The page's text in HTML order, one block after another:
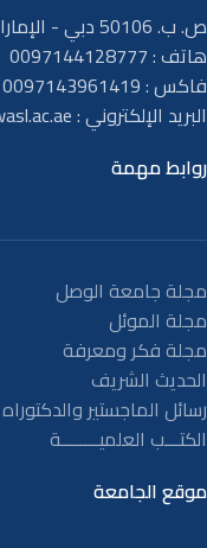
ص. ب. 50106 دبي - الإمارات العربية المتحدة
هاتف : 0097144128777
فاكس : 0097143961419
البريد الإلكتروني :
روابط مهمة
مجلة جامعة الوصل
مجلة الموئل
مجلة فكر ومعرفة
الحديث الشريف
رسائل الماجستير والدكتوراه
الكتـــب العلميــــــــة
موقع الجامعة